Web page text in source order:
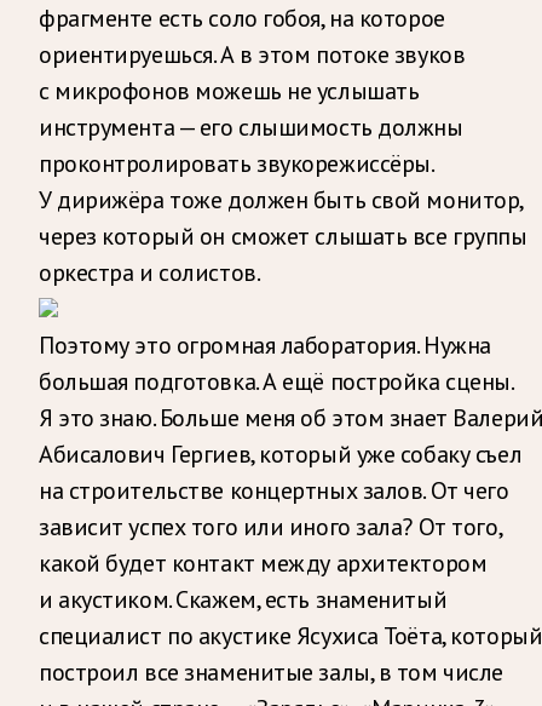
фрагменте есть соло гобоя, на которое
ориентируешься. А в этом потоке звуков
с микрофонов можешь не услышать
инструмента — его слышимость должны
проконтролировать звукорежиссёры.
У дирижёра тоже должен быть свой монитор,
через который он сможет слышать все группы
оркестра и солистов.
Поэтому это огромная лаборатория. Нужна
большая подготовка. А ещё постройка сцены.
Я это знаю. Больше меня об этом знает
Абисалович Гергиев, который уже собаку съел
на строительстве концертных залов. От чего
зависит успех того или иного зала? От того,
какой будет контакт между архитектором
и акустиком. Скажем, есть знаменитый
специалист по акустике Ясухиса Тоёта, который
построил все знаменитые залы, в том числе